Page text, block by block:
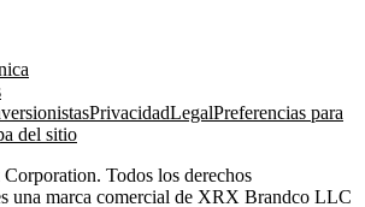
PrivacidadLegalPreferencias para
del sitio
Todos los derechos
una marca comercial de XRX Brandco LLC